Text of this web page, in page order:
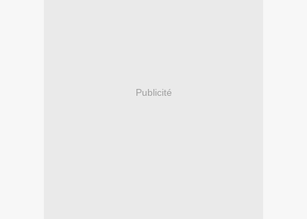
Publicité